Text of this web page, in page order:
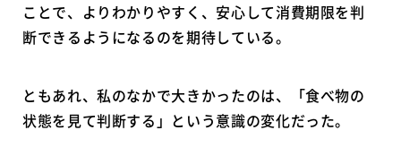
ことで、よりわかりやすく、安心して消費期限を判
断できるようになるのを期待している。
ともあれ、私のなかで大きかったのは、「食べ物の
状態を見て判断する」という意識の変化だった。